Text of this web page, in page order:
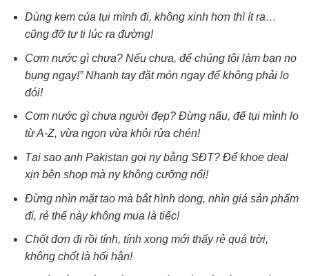
Dùng kem của tụi mình đi, không xinh hơn thì ít ra…
cũng đỡ tự ti lúc ra đường!
Cơm nước gì chưa? Nếu chưa, để chúng tôi làm bạn no
bụng ngay!” Nhanh tay đặt món ngay để không phải lo
đói!
Cơm nước gì chưa người đẹp? Đừng nấu, để tụi mình lo
từ A-Z, vừa ngon vừa khỏi rửa chén!
Tại sao anh Pakistan gọi ny bằng SĐT? Để khoe deal
xịn bên shop mà ny không cưỡng nổi!
Đừng nhìn mặt tao mà bắt hình dong, nhìn giá sản phẩm
đi, rẻ thế này không mua là tiếc!
Chốt đơn đi rồi tính, tính xong mới thấy rẻ quá trời,
không chốt là hối hận!